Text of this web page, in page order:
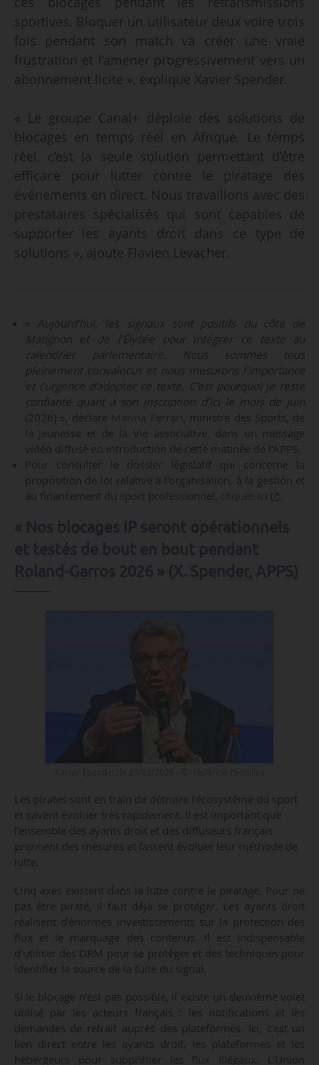
sportives. Bloquer un utilisateur deux voire trois
fois pendant son match va créer une vraie
frustration et l’amener progressivement vers un
abonnement licite », explique Xavier Spender.
« Le groupe Canal+ déploie des solutions de
blocages en temps réel en Afrique. Le temps
réel, c’est la seule solution permettant d’être
efficace pour lutter contre le piratage des
événements en direct. Nous travaillons avec des
prestataires spécialisés qui sont capables de
supporter les ayants droit dans ce type de
solutions », ajoute Flavien Levacher.
Aujourd’hui, les signaux sont positifs du côté de
Matignon et de l’Élysée pour intégrer ce texte au
calendrier parlementaire. Nous sommes tous
pleinement convaincus et nous mesurons l’importance
et l’urgence d’adopter ce texte. C’est pourquoi je reste
confiante quant à son inscription d’ici le mois de juin
(2026) », déclare
, ministre des Sports, de
la Jeunesse et de la Vie associative, dans un message
vidéo diffusé en introduction de cette matinée de l’APPS.
Pour consulter le dossier législatif qui concerne la
proposition de loi relative à l’organisation, à la gestion et
au financement du sport professionnel,
Les pirates sont en train de détruire l’écosystème du sport
et savent évoluer très rapidement. Il est important que
l’ensemble des ayants droit et des diffuseurs français
prennent des mesures et fassent évoluer leur méthode de
lutte.
Cinq axes existent dans la lutte contre le piratage. Pour ne
pas être piraté, il faut déjà se protéger. Les ayants droit
réalisent d’énormes investissements sur la protection des
flux et le marquage des contenus. Il est indispensable
d’utiliser des DRM pour se protéger et des techniques pour
identifier la source de la fuite du signal.
Si le blocage n’est pas possible, il existe un deuxième volet
utilisé par les acteurs français : les notifications et les
demandes de retrait auprès des plateformes. Ici, c’est un
lien direct entre les ayants droit, les plateformes et les
hébergeurs pour supprimer les flux illégaux. L’Union